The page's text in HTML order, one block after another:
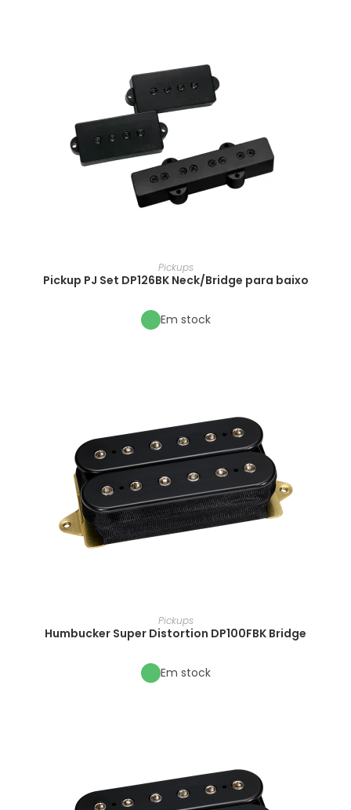
Pickups
Pickup PJ Set DP126BK Neck/Bridge para baixo
Em stock
Pickups
Humbucker Super Distortion DP100FBK Bridge
Em stock